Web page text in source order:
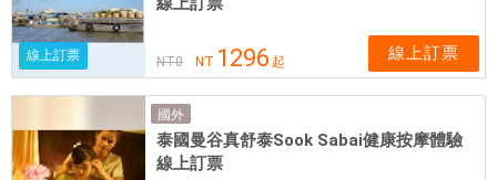
線上訂票 NT0 NT 1296 起 線上訂票
國外
泰國曼谷真舒泰Sook Sabai健康按摩體驗
線上訂票